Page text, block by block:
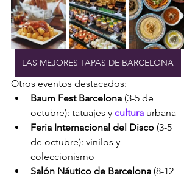
LAS MEJORES TAPAS DE BARCELONA
Otros eventos destacados:
Baum Fest Barcelona (3-5 de
octubre): tatuajes y cultura urbana
Feria Internacional del Disco (3-5
de octubre): vinilos y
coleccionismo
Salón Náutico de Barcelona (8-12